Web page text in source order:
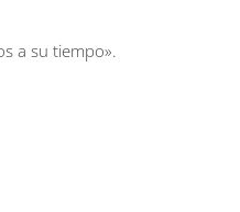
a su tiempo».